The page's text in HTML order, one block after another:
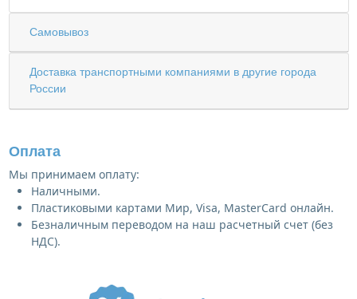
Самовывоз
Доставка транспортными компаниями в другие города
России
Оплата
Мы принимаем оплату:
Наличными.
Пластиковыми картами Мир, Visa, MasterCard онлайн.
Безналичным переводом на наш расчетный счет (без
НДС).